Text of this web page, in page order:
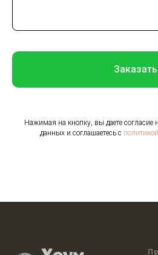
Заказать
Нажимая на кнопку, вы даете согласие
данных и соглашаетесь c